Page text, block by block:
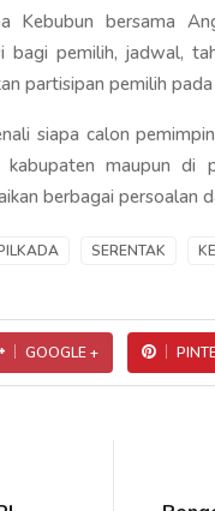
Kebubun bersama
bagi pemilih, jadwal,
partisipan pemilih
siapa calon
maupun di
berbagai persoalan
SERENTAK
GOOGLE +